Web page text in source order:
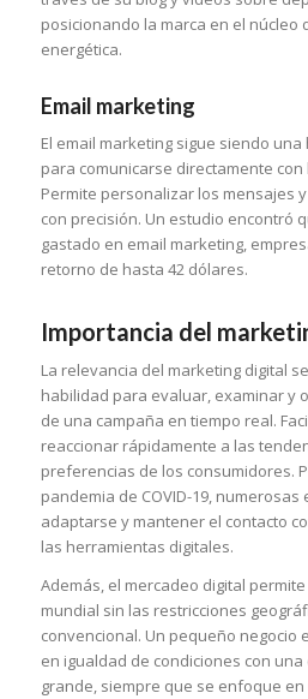
posicionando la marca en el núcleo
energética.
Email marketing
El email marketing sigue siendo
para comunicarse directamente
Permite personalizar los mensajes
con precisión. Un estudio encontró
gastado en email marketing,
retorno de hasta 42 dólares.
Importancia del
La relevancia del marketing digital
habilidad para evaluar, examinar y
de una campaña en tiempo real.
reaccionar rápidamente a las
preferencias de los consumidores.
pandemia de COVID-19,
adaptarse y mantener el contacto
las herramientas digitales.
Además, el mercadeo digital
mundial sin las restricciones
convencional. Un pequeño negocio
en igualdad de condiciones con
grande, siempre que se enfoque